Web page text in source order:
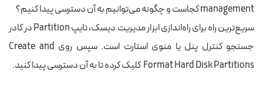
management کجاست و چگونه می‌توانیم به آن دسترسی پیدا کنیم؟
سریع‌ترین راه برای راه‌اندازی ابزار مدیریت دیسک، تایپ Partition در کادر
جستجو کنترل پنل یا منوی استارت است. سپس روی Create and
Format Hard Disk Partitions کلیک کرده تا به آن دسترسی پیدا کنید.